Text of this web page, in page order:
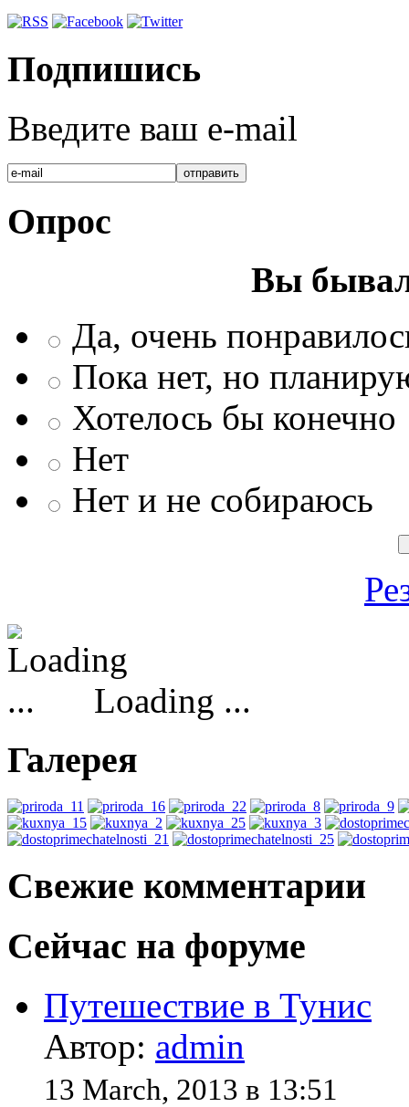
Подпишись
Введите ваш e-mail
Опрос
Вы
Да, очень
Пока нет, но
Хотелось бы конечно
Нет
Нет и не собираюсь
Loading ...
Галерея
Свежие комментарии
Сейчас на форуме
Путешествие в Тунис
Автор: admin
13 March, 2013 в 13:51